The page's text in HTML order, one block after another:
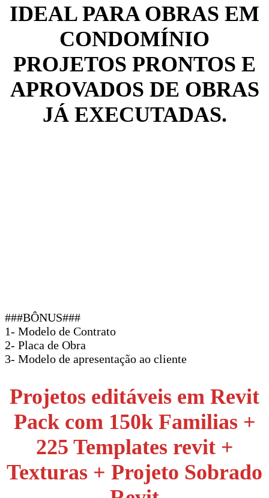
IDEAL PARA OBRAS EM
CONDOMÍNIO
PROJETOS PRONTOS E
APROVADOS DE OBRAS
JÁ EXECUTADAS.
###BÔNUS###
1- Modelo de Contrato
2- Placa de Obra
3- Modelo de apresentação ao cliente
Projetos editáveis em Revit
Pack com 150k Familias +
225 Templates revit +
Texturas + Projeto Sobrado